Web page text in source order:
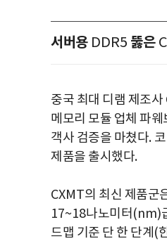
서버용 DDR5 뚫은
중국 최대 디램 제조사
메모리 모듈 업체 파웨
객사 검증을 마쳤다.
제품을 출시했다.
CXMT의 최신 제품군
17~18나노미터 (nm)
드맵 기준 단 한 단계 (